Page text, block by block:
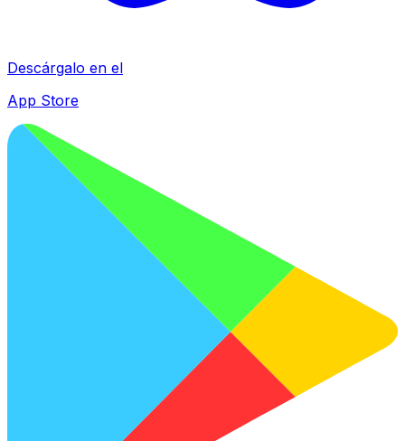
Descárgalo en el
App Store